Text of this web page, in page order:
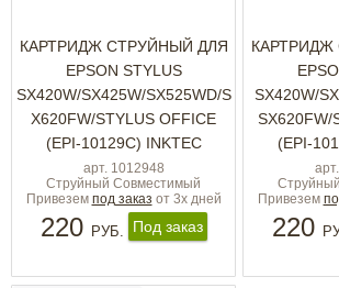
КАРТРИДЖ СТРУЙНЫЙ ДЛЯ
EPSON STYLUS
SX420W/SX425W/SX525WD/S
X620FW/STYLUS OFFICE
(EPI-10129C) INKTEC
арт. 1012948
Струйный Совместимый
Привезем под заказ от 3х дней
220 РУБ. Под заказ
SX420W/
SX620FW/
(EPI-
Привезем
220